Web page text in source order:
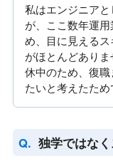
私はエンジニア
が、ここ数年運
め、目に見える
がほとんどあり
休中のため、復
たいと考えたため
独学ではな